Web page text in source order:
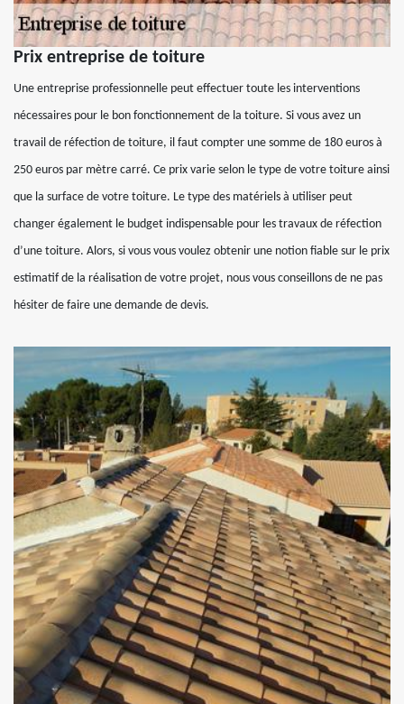
Prix entreprise de toiture
Une entreprise professionnelle peut effectuer toute les interventions
nécessaires pour le bon fonctionnement de la toiture. Si vous avez un
travail de réfection de toiture, il faut compter une somme de 180 euros à
250 euros par mètre carré. Ce prix varie selon le type de votre toiture ainsi
que la surface de votre toiture. Le type des matériels à utiliser peut
changer également le budget indispensable pour les travaux de réfection
d’une toiture. Alors, si vous vous voulez obtenir une notion fiable sur le prix
estimatif de la réalisation de votre projet, nous vous conseillons de ne pas
hésiter de faire une demande de devis.